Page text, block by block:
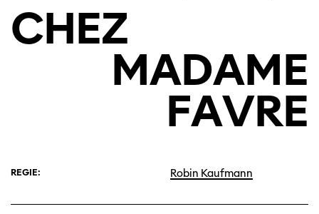
CHEZ
MADAME
FAVRE
REGIE: Robin Kaufmann